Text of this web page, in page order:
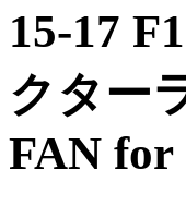
15-17
クター
FAN for